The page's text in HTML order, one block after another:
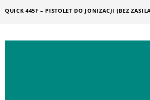
QUICK 445F – PISTOLET DO JONIZACJI (BEZ